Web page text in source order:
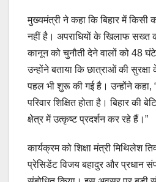
मुख्यमंत्री ने कहा कि बिहार में
नहीं है। अपराधियों के खिलाफ सख्त
कानून को चुनौती देने वालों को 48
उन्होंने बताया कि छात्राओं की
पहल भी शुरू की गई है। उन्होंने कहा,
परिवार शिक्षित होता है। बिहार की
क्षेत्र में उत्कृष्ट प्रदर्शन कर रहे हैं।”
कार्यक्रम को शिक्षा मंत्री मिथिलेश
प्रेसिडेंट विजय बहादुर और प्रधान